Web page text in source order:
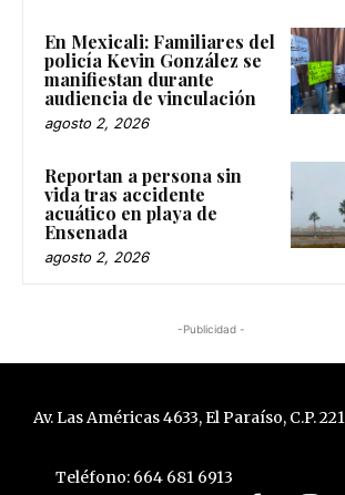
En Mexicali: Familiares del
policía Kevin González se
manifiestan durante
audiencia de vinculación
agosto 2, 2026
Reportan a persona sin
vida tras accidente
acuático en playa de
Ensenada
agosto 2, 2026
-Publicidad -
Av. Las Américas 4633, El Paraíso, C.P.
Teléfono: 664 681 6913